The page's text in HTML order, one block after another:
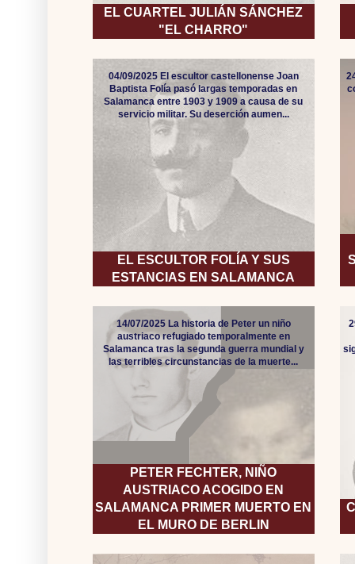
EL CUARTEL JULIÁN SÁNCHEZ
"EL CHARRO"
EL ESCULTOR FOLÍA Y SUS
ESTANCIAS EN SALAMANCA
04/09/2025 El escultor castellonense Joan
Baptista Folía pasó largas temporadas en
Salamanca entre 1903 y 1909 a causa de su
servicio militar. Su deserción aumen...
PETER FECHTER, NIÑO
AUSTRIACO ACOGIDO EN
SALAMANCA PRIMER MUERTO EN
EL MURO DE BERLIN
14/07/2025 La historia de Peter un niño
austriaco refugiado temporalmente en
Salamanca tras la segunda guerra mundial y
las terribles circunstancias de la muerte...